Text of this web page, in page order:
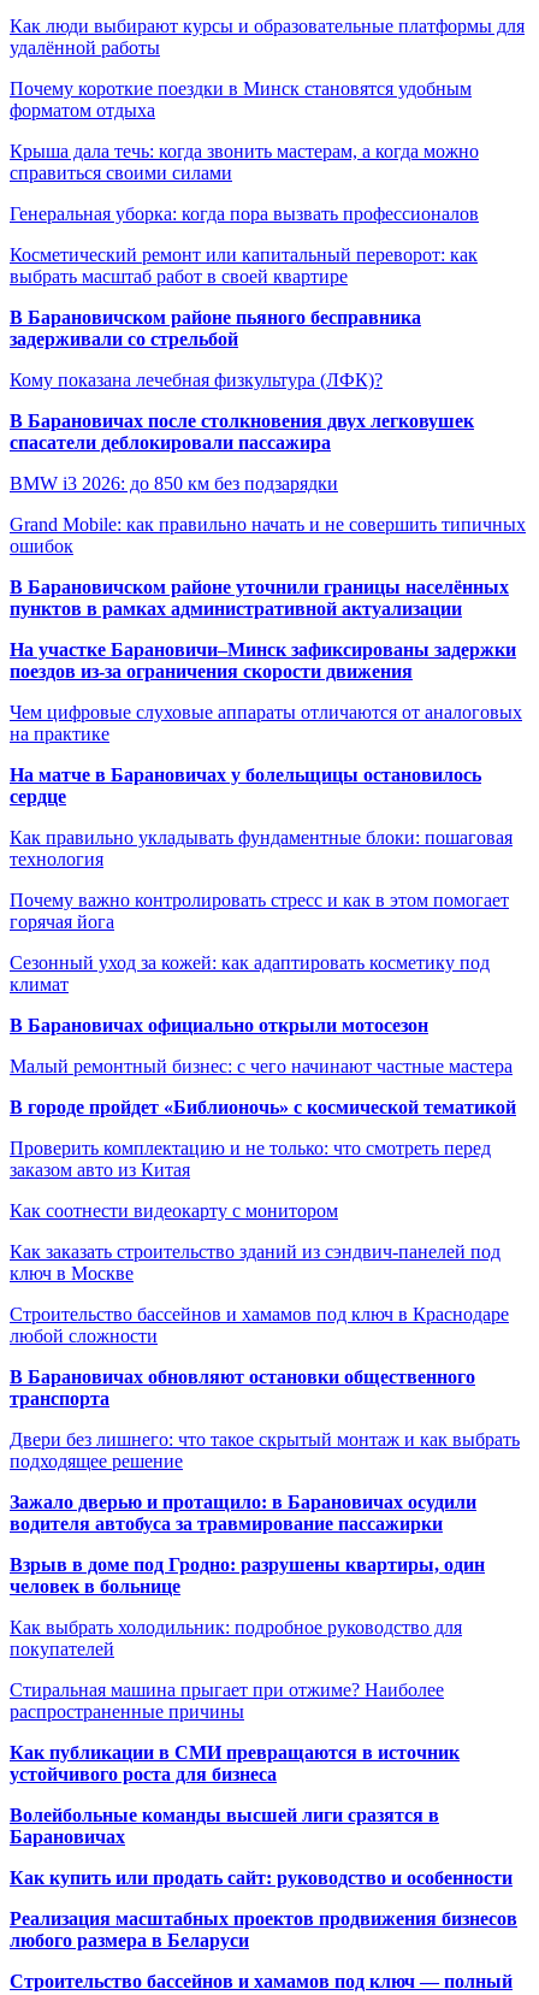
Как люди выбирают курсы и образовательные платформы для
удалённой работы
Почему короткие поездки в Минск становятся удобным
форматом отдыха
Крыша дала течь: когда звонить мастерам, а когда можно
справиться своими силами
Генеральная уборка: когда пора вызвать профессионалов
Косметический ремонт или капитальный переворот: как
выбрать масштаб работ в своей квартире
В Барановичском районе пьяного бесправника
задерживали со стрельбой
Кому показана лечебная физкультура (ЛФК)?
В Барановичах после столкновения двух легковушек
спасатели деблокировали пассажира
BMW i3 2026: до 850 км без подзарядки
Grand Mobile: как правильно начать и не совершить типичных
ошибок
В Барановичском районе уточнили границы населённых
пунктов в рамках административной актуализации
На участке Барановичи–Минск зафиксированы задержки
поездов из-за ограничения скорости движения
Чем цифровые слуховые аппараты отличаются от аналоговых
на практике
На матче в Барановичах у болельщицы остановилось
сердце
Как правильно укладывать фундаментные блоки: пошаговая
технология
Почему важно контролировать стресс и как в этом помогает
горячая йога
Сезонный уход за кожей: как адаптировать косметику под
климат
В Барановичах официально открыли мотосезон
Малый ремонтный бизнес: с чего начинают частные мастера
В городе пройдет «Библионочь» с космической тематикой
Проверить комплектацию и не только: что смотреть перед
заказом авто из Китая
Как соотнести видеокарту с монитором
Как заказать строительство зданий из сэндвич-панелей под
ключ в Москве
Строительство бассейнов и хамамов под ключ в Краснодаре
любой сложности
В Барановичах обновляют остановки общественного
транспорта
Двери без лишнего: что такое скрытый монтаж и как выбрать
подходящее решение
Зажало дверью и протащило: в Барановичах осудили
водителя автобуса за травмирование пассажирки
Взрыв в доме под Гродно: разрушены квартиры, один
человек в больнице
Как выбрать холодильник: подробное руководство для
покупателей
Стиральная машина прыгает при отжиме? Наиболее
распространенные причины
Как публикации в СМИ превращаются в источник
устойчивого роста для бизнеса
Волейбольные команды высшей лиги сразятся в
Барановичах
Как купить или продать сайт: руководство и особенности
Реализация масштабных проектов продвижения бизнесов
любого размера в Беларуси
Строительство бассейнов и хамамов под ключ — полный